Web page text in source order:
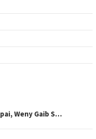
Weny Gaib S…